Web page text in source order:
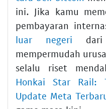
ini. Jika kamu
pembayaran
luar negeri dari
mempermudah
selalu riset
Honkai Star Rail:
Update Meta